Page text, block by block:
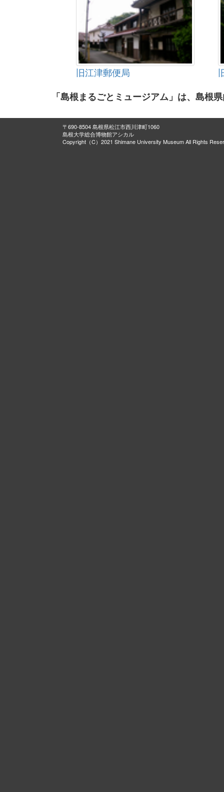
旧江津郵便局
「島根まるごとミュージアム」は、島根
〒690-8504 島根県松江市西川津町1060
島根大学総合博物館アシカル
Copyright（C）2021 Shimane University Museum All Rights